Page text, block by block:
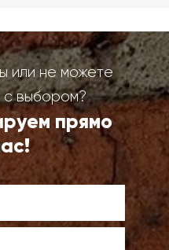
или не можете
с выбором?
прямо